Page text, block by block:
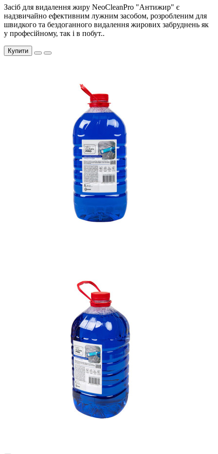
Засіб для видалення жиру NeoCleanPro "Антижир" є
надзвичайно ефективним лужним засобом, розробленим для
швидкого та бездоганного видалення жирових забруднень як
у професійному, так і в побут..
Купити